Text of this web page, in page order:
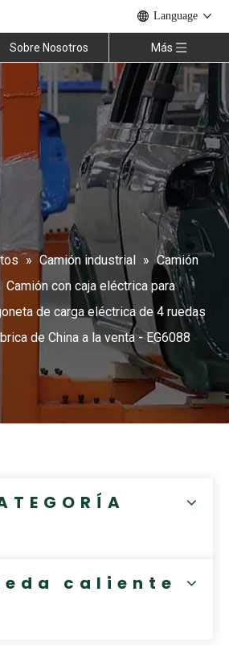
Language
Sobre Nosotros Más
» Camión industrial » Camión
Camión con caja eléctrica para
de carga eléctrica de 4 ruedas
de China a la venta - EG6088
caliente